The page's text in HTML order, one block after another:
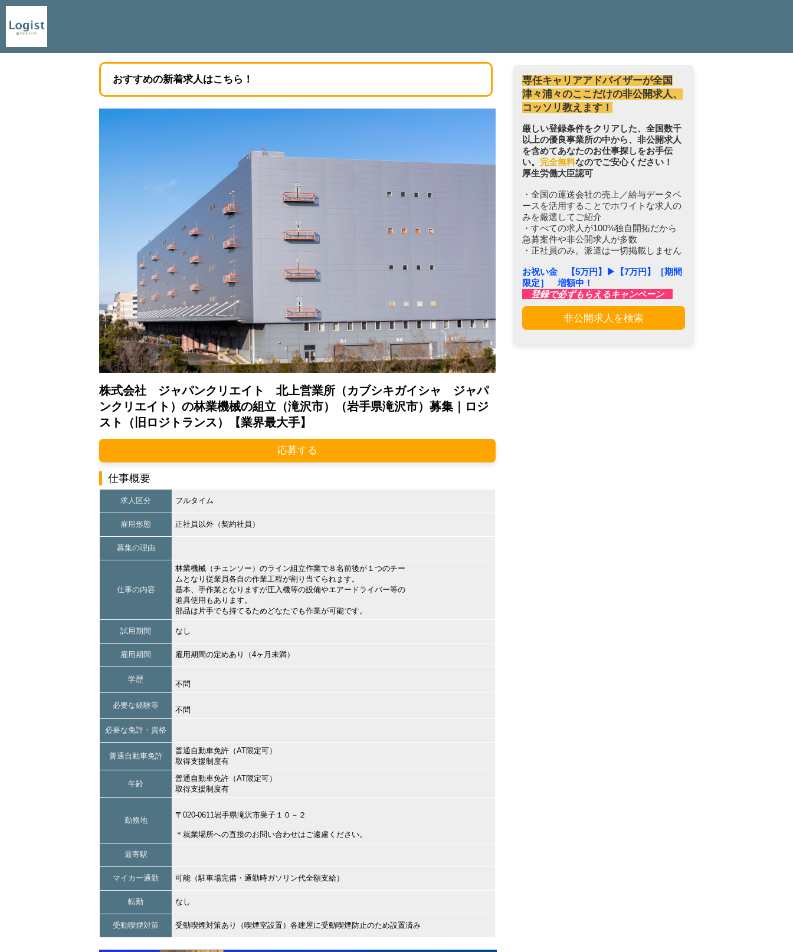
おすすめの新着求人はこちら！
株式会社 ジャパンクリエイト 北上営業所（カブシキガイシャ ジャパ
ンクリエイト）の林業機械の組立（滝沢市）（岩手県滝沢市）募集｜ロジ
スト（旧ロジトランス）【業界最大手】
応募する
仕事概要
求人区分 フルタイム
雇用形態 正社員以外（契約社員）
募集の理由
仕事の内容
林業機械（チェンソー）のライン組立作業で８名前後が１つのチー
ムとなり従業員各自の作業工程が割り当てられます。
基本、手作業となりますが圧入機等の設備やエアードライバー等の
道具使用もあります。
部品は片手でも持てるためどなたでも作業が可能です。
試用期間 なし
雇用期間 雇用期間の定めあり（4ヶ月未満）
学歴
不問
必要な経験等
不問
必要な免許・資格
普通自動車免許
普通自動車免許（AT限定可）
取得支援制度有
年齢
普通自動車免許（AT限定可）
取得支援制度有
勤務地
〒020-0611岩手県滝沢市巣子１０－２
＊就業場所への直接のお問い合わせはご遠慮ください。
最寄駅
マイカー通勤 可能（駐車場完備・通勤時ガソリン代全額支給）
転勤 なし
受動喫煙対策 受動喫煙対策あり（喫煙室設置）各建屋に受動喫煙防止のため設置済み
専任キャリアアドバイザーが全国
津々浦々のここだけの非公開求人、
コッソリ教えます！
厳しい登録条件をクリアした、全国数千
以上の優良事業所の中から、非公開求人
を含めてあなたのお仕事探しをお手伝
い。 完全無料なのでご安心ください！
厚生労働大臣認可
・全国の運送会社の売上／給与データベ
ースを活用することでホワイトな求人の
みを厳選してご紹介
・すべての求人が100%独自開拓だから
急募案件や非公開求人が多数
・正社員のみ。派遣は一切掲載しません
お祝い金 【5万円】▶︎【7万円】［期間
限定］ 増額中！
登録で必ずもらえるキャンペーン
非公開求人を検索